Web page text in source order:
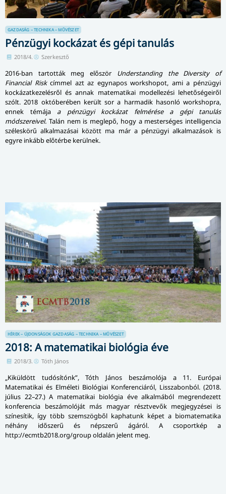
GAZDASÁG – TECHNIKA – MŰVÉSZET
Pénzügyi kockázat és gépi tanulás
2018/4. Szerkesztő
2016-ban tartották meg először Understanding the Diversity of
Financial Riskcímmel azt az egynapos workshopot, ami a pénzügyi
kockázatkezelésről és annak matematikai modellezési lehetőségeiről
szólt. 2018 októberében került sor a harmadik hasonló workshopra,
ennek témája a pénzügyi kockázat felmérése a gépi tanulás
módszereivel. Talán nem is meglepő, hogy a mesterséges intelligencia
széleskörű alkalmazásai között ma már a pénzügyi alkalmazások is
egyre inkább előtérbe kerülnek.
HÍREK – ÚJDONSÁGOK GAZDASÁG – TECHNIKA – MŰVÉSZET
2018: A matematikai biológia éve
2018/3. Tóth János
„Kiküldött tudósítónk”, Tóth János beszámolója a 11. Európai
Matematikai és Elméleti Biológiai Konferenciáról, Lisszabonból. (2018.
július 22­–27.) A matematikai biológia éve alkalmából megrendezett
konferencia beszámolóját más magyar résztvevők megjegyzései is
színesítik, így több szemszögből kaphatunk képet a biomatematika
néhány időszerű és népszerű ágáról. A csoportkép a
http://ecmtb2018.org/group oldalán jelent meg.